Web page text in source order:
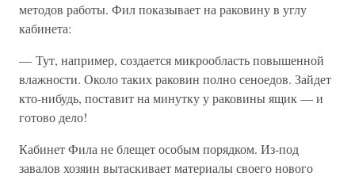
методов работы. Фил показывает на раковину в углу
кабинета:
— Тут, например, создается микрообласть повышенной
влажности. Около таких раковин полно сеноедов. Зайдет
кто-нибудь, поставит на минутку у раковины ящик — и
готово дело!
Кабинет Фила не блещет особым порядком. Из-под
завалов хозяин вытаскивает материалы своего нового